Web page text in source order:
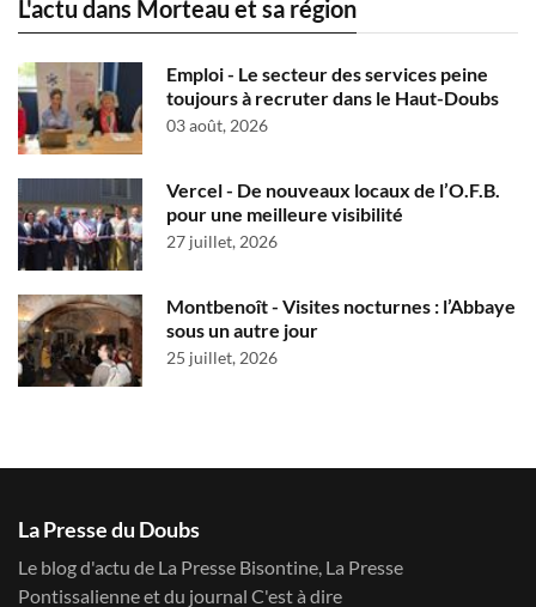
L'actu dans Morteau et sa région
Emploi - Le secteur des services peine
toujours à recruter dans le Haut-Doubs
03 août, 2026
Vercel - De nouveaux locaux de l’O.F.B.
pour une meilleure visibilité
27 juillet, 2026
Montbenoît - Visites nocturnes : l’Abbaye
sous un autre jour
25 juillet, 2026
La Presse du Doubs
Le blog d'actu de La Presse Bisontine, La Presse
Pontissalienne et du journal C'est à dire